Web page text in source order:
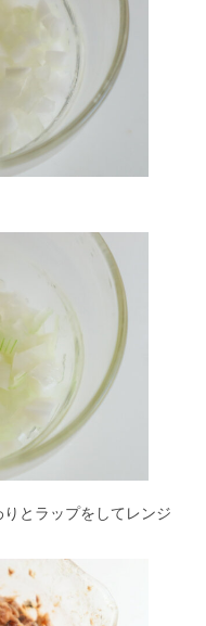
とラップをしてレンジ